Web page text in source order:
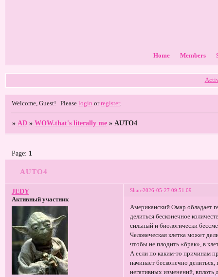
Home Members
Welcome, Guest! Pleaselogin orregister.
»AD »WOW.that's literally me »AUTO4
AUTO4
Page: 1
Share2026-05-27 09:51:09
JEDY
Активный участник
Американский Омар обладает
делиться бесконечное
сильный и биологически
Человеческая клетка может
чтобы не плодить «брак», в
А если по каким-то причинам
начинает бесконечно
негативных изменений, вплоть